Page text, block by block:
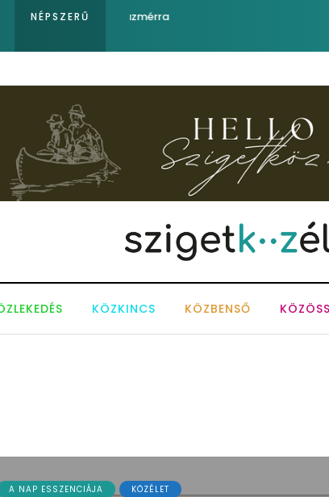
NÉPSZERŰ Év végétől e-buszt is gyártanak
KÖZKINCS KÖZBENSŐ
A NAP ESSZENCIÁJA KÖZÉLET